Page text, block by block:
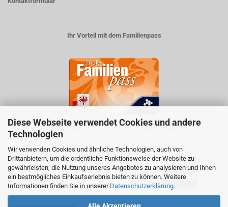
Diese Webseite verwendet Cookies und andere
Technologien
Wir verwenden Cookies und ähnliche Technologien, auch von
Drittanbietern, um die ordentliche Funktionsweise der Website zu
gewährleisten, die Nutzung unseres Angebotes zu analysieren und Ihnen
ein bestmögliches Einkaufserlebnis bieten zu können. Weitere
Informationen finden Sie in unserer Datenschutzerklärung.
Ihr Vorteil mit dem Familienpass
5% auf viele im Geschäft erhältlichen Produkte
ZAHLUNGSARTEN VERSANDART: